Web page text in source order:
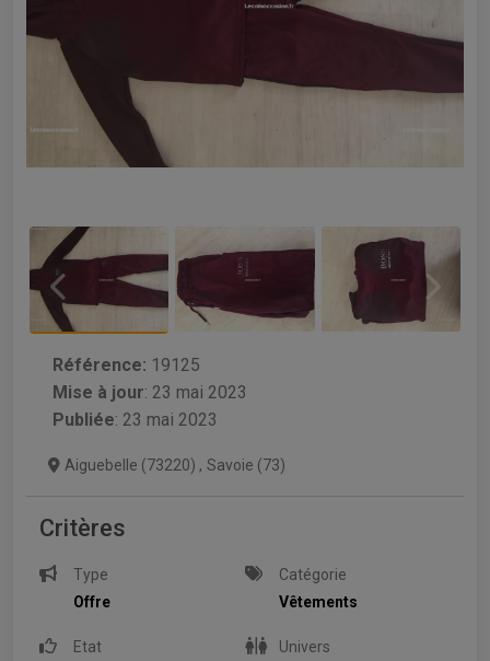
Référence: 19125
Mise à jour: 23 mai 2023
Publiée: 23 mai 2023
Aiguebelle (73220) , Savoie (73)
Critères
Type
Offre
Catégorie
Vêtements
Etat
Univers